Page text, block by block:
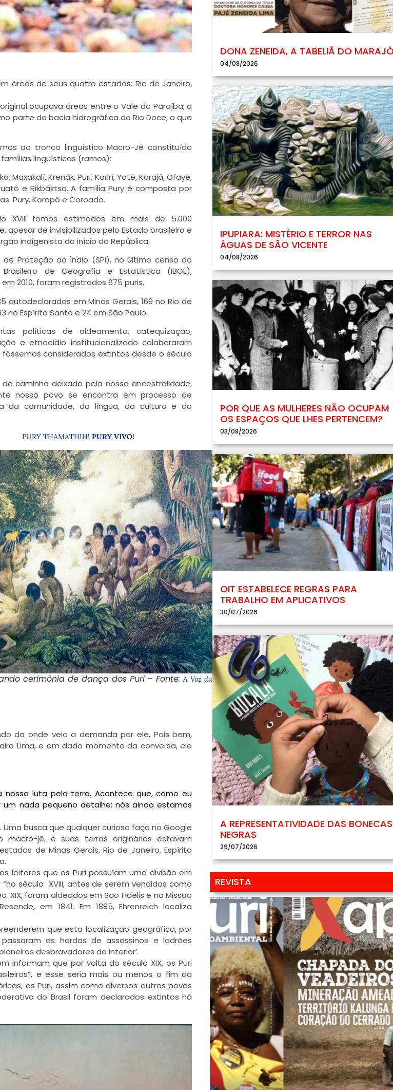
áreas de seus quatro estados: Rio de Janeiro,
ocupava áreas entre o Vale do Paraíba, a
parte da bacia hidrográfica do Rio Doce, o que
ao tronco linguístico Macro-Jê constituído
linguísticas (ramos):
Maxakalí, Krenák, Puri, Karirí, Yatê, Karajá, Ofayé,
e Rikbáktsa. A família Pury é composta por
Pury, Koropó e Coroado.
XVIII fomos estimados em mais de 5.000
apesar de invisibilizados pelo Estado brasileiro e
indigenista do início da República:
de Proteção ao Índio (SPI), no último censo do
de Geografia e Estatística (IBGE),
2010, foram registrados 675 puris.
autodeclarados em Minas Gerais, 169 no Rio de
no Espírito Santo e 24 em São Paulo.
políticas de aldeamento, catequização,
e etnocídio institucionalizado colaboraram
considerados extintos desde o século
do caminho deixado pela nossa ancestralidade,
nosso povo se encontra em processo de
da comunidade, da língua, da cultura e do
PURY THAMATHIH! PURY VIVO!
cerimônia de dança dos Puri – Fonte:A Voz da
da onde veio a demanda por ele. Pois bem,
Lima, e em dado momento da conversa, ele
luta pela terra. Acontece que, como eu
nada pequeno detalhe: nós ainda estamos
busca que qualquer curioso faça no Google
jê, e suas terras originárias estavam
de Minas Gerais, Rio de Janeiro, Espírito
leitores que os Puri possuíam uma divisão em
século XVIII, antes de serem vendidos como
XIX, foram aldeados em São Fidelis e na Missão
em 1841. Em 1885, Ehrenreich localiza
que esta localização geográfica, por
as hordas de assassinos e ladrões
desbravadores do interior’.
informam que por volta do século XIX, os Puri
e esse seria mais ou menos o fim da
os Puri, assim como diversos outros povos
do Brasil foram declarados extintos há
DONA ZENEIDA, A TABELIÃ DO
04/08/2026
IPUPIARA: MISTÉRIO E TERROR NAS
ÁGUAS DE SÃO VICENTE
04/08/2026
POR QUE AS MULHERES NÃO OCUPAM
OS ESPAÇOS QUE LHES PERTENCEM?
03/08/2026
OIT ESTABELECE REGRAS PARA
TRABALHO EM APLICATIVOS
30/07/2026
A REPRESENTATIVIDADE DAS BONECAS
NEGRAS
29/07/2026
REVISTA